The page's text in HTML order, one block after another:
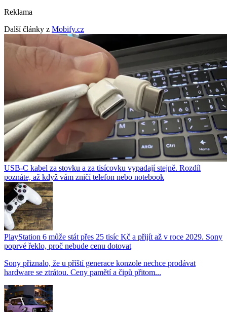
Reklama
Další články z Mobify.cz
USB-C kabel za stovku a za tisícovku vypadají stejně. Rozdíl
poznáte, až když vám zničí telefon nebo notebook
PlayStation 6 může stát přes 25 tisíc Kč a přijít až v roce 2029. Sony
poprvé řeklo, proč nebude cenu dotovat
Sony přiznalo, že u příští generace konzole nechce prodávat
hardware se ztrátou. Ceny pamětí a čipů přitom...